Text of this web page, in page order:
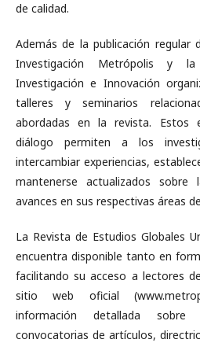
de calidad.
Además de la publicación regular
Investigación Metrópolis y
Investigación e Innovación
talleres y seminarios
abordadas en la revista. Estos
diálogo permiten a los
intercambiar experiencias,
mantenerse actualizados
avances en sus respectivas áreas
La Revista de Estudios Globales
encuentra disponible tanto en
facilitando su acceso a lectores
sitio web oficial
información detallada
convocatorias de artículos,